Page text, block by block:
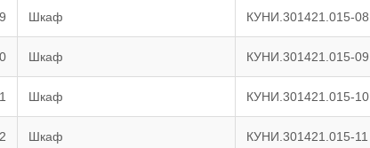
9 Шкаф КУНИ.301421.015-08
Шкаф КУНИ.301421.015-09
Шкаф КУНИ.301421.015-10
Шкаф КУНИ.301421.015-11